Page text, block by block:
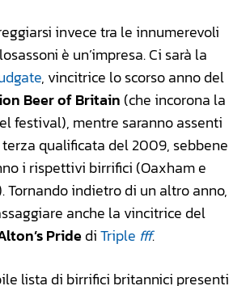
invece tra le innumerevoli
è un’impresa. Ci sarà la
, vincitrice lo scorso anno del
Beer of Britain (che incorona la
festival), mentre saranno assenti
qualificata del 2009, sebbene
i rispettivi birrifici (Oaxham e
Tornando indietro di un altro anno,
anche la vincitrice del
PridediTriple fff.
lista di birrifici britannici presenti